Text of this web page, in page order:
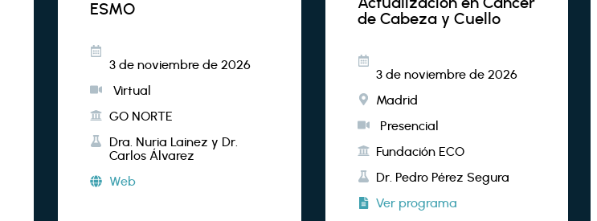
ESMO
3 de noviembre de 2026
Virtual
GO NORTE
Dra. Nuria Lainez y Dr.
Carlos Álvarez
Web
de Cabeza y Cuello
3 de noviembre de 2026
Madrid
Presencial
Fundación ECO
Dr. Pedro Pérez Segura
Ver programa